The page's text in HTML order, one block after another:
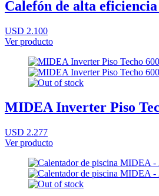
Calefón de alta
USD 2.100
Ver producto
MIDEA Inverter Piso
USD 2.277
Ver producto